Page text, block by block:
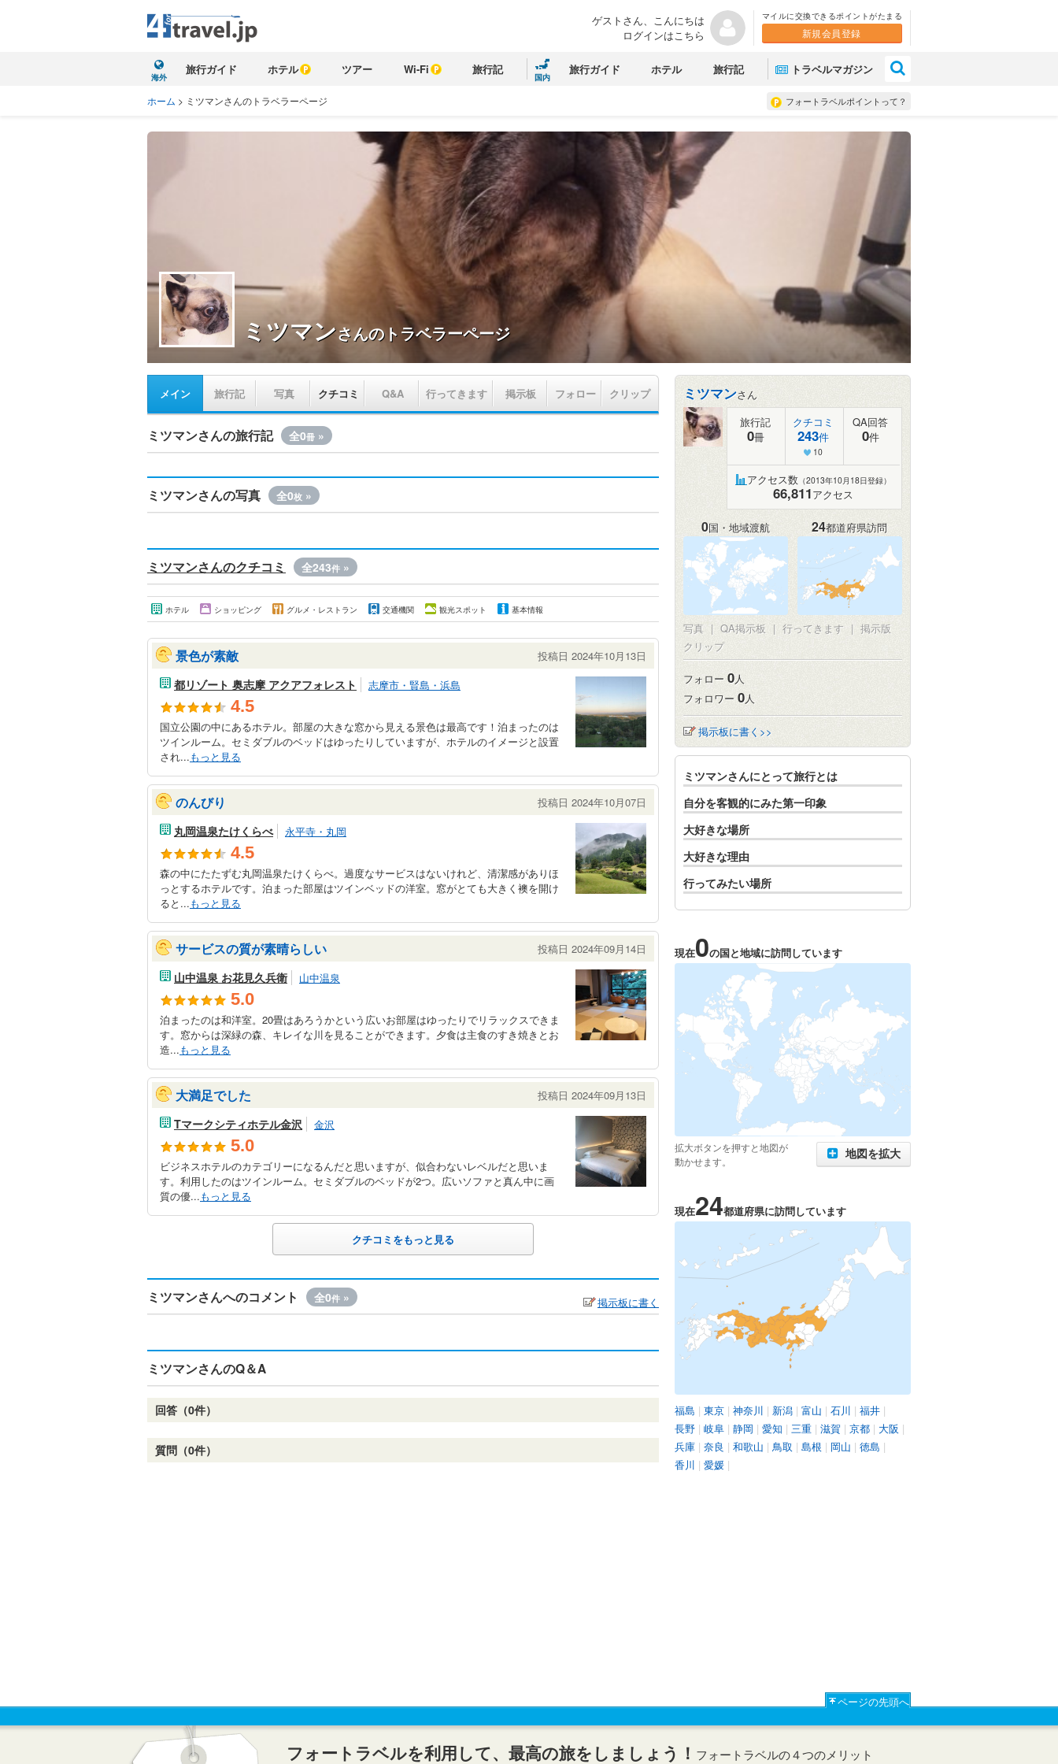
ゲストさん、こんにちは
ログインはこちら
マイルに交換できるポイントがたまる
新規会員登録
海外
旅行ガイド ホテル ツアー Wi-Fi 旅行記
国内
旅行ガイド ホテル 旅行記 トラベルマガジン
フォートラベルポイントって？
ホーム > ミツマンさんのトラベラーページ
ミツマンさんのトラベラーページ
メイン 旅行記 写真 クチコミ Q&A 行ってきます 掲示板 フォロー クリップ
ミツマンさんの旅行記 全0冊 »
ミツマンさんの写真 全0枚 »
ミツマンさんのクチコミ 全243件 »
ホテル ショッピング グルメ・レストラン 交通機関 観光スポット 基本情報
景色が素敵 投稿日 2024年10月13日
都リゾート 奥志摩 アクアフォレスト 志摩市・賢島・浜島
4.5
国立公園の中にあるホテル。部屋の大きな窓から見える景色は最高です！泊まったのは
ツインルーム。セミダブルのベッドはゆったりしていますが、ホテルのイメージと設置
され...もっと見る
のんびり 投稿日 2024年10月07日
丸岡温泉たけくらべ 永平寺・丸岡
4.5
森の中にたたずむ丸岡温泉たけくらべ。過度なサービスはないけれど、清潔感がありほ
っとするホテルです。泊まった部屋はツインベッドの洋室。窓がとても大きく襖を開け
ると...もっと見る
サービスの質が素晴らしい 投稿日 2024年09月14日
山中温泉 お花見久兵衛 山中温泉
5.0
泊まったのは和洋室。20畳はあろうかという広いお部屋はゆったりでリラックスできま
す。窓からは深緑の森、キレイな川を見ることができます。夕食は主食のすき焼きとお
造...もっと見る
大満足でした 投稿日 2024年09月13日
Tマークシティホテル金沢 金沢
5.0
ビジネスホテルのカテゴリーになるんだと思いますが、似合わないレベルだと思いま
す。利用したのはツインルーム。セミダブルのベッドが2つ。広いソファと真ん中に画
質の優...もっと見る
クチコミをもっと見る
ミツマンさんへのコメント 全0件 » 掲示板に書く
ミツマンさんのQ＆A
回答（0件）
質問（0件）
ミツマンさん
旅行記
0冊
クチコミ
243件
10
QA回答
0件
アクセス数 （2013年10月18日登録）
66,811アクセス
0国・地域渡航 24都道府県訪問
写真 | QA掲示板 | 行ってきます | 掲示版
クリップ
フォロー 0人
フォロワー 0人
掲示板に書く>>
ミツマンさんにとって旅行とは
自分を客観的にみた第一印象
大好きな場所
大好きな理由
行ってみたい場所
現在0の国と地域に訪問しています
拡大ボタンを押すと地図が
動かせます。
地図を拡大
現在24都道府県に訪問しています
福島 | 東京 | 神奈川 | 新潟 | 富山 | 石川 | 福井 |
長野 | 岐阜 | 静岡 | 愛知 | 三重 | 滋賀 | 京都 | 大阪 |
兵庫 | 奈良 | 和歌山 | 鳥取 | 島根 | 岡山 | 徳島 |
香川 | 愛媛 |
ページの先頭へ
フォートラベルを利用して、最高の旅をしましょう！ フォートラベルの４つのメリット